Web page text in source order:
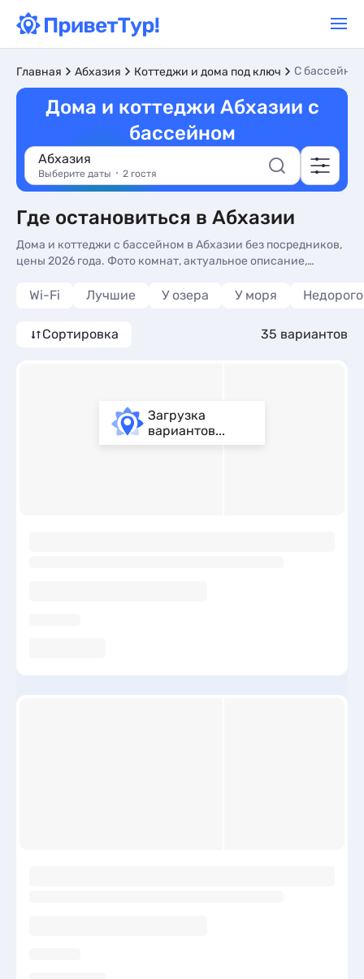
Главная Абхазия Коттеджи и дома под ключ С
Дома и коттеджи Абхазии с
бассейном
Абхазия
Выберите даты 2 гостя
Где остановиться в Абхазии
Дома и коттеджи с бассейном в Абхазии без посредников,
цены 2026 года. Фото комнат, актуальное описание,
дома и коттеджи с бассейном.
Wi-Fi Лучшие У озера У моря Недорого
Сортировка 35 вариантов
Загрузка
вариантов...